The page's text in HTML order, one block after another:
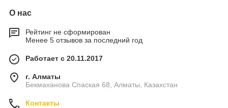
О нас
Рейтинг не сформирован
Менее 5 отзывов за последний год
Работает с 20.11.2017
г. Алматы
Бекмаханова Спаская 68, Алматы, Казахстан
Контакты